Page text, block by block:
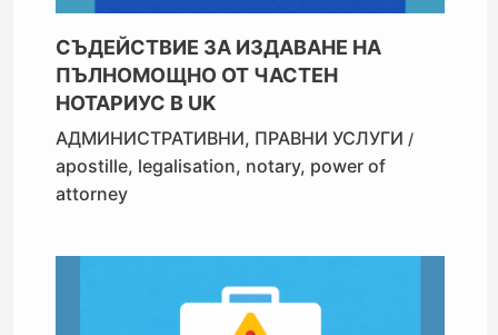
СЪДЕЙСТВИЕ ЗА ИЗДАВАНЕ НА
ПЪЛНОМОЩНО ОТ ЧАСТЕН
НОТАРИУС В UK
АДМИНИСТРАТИВНИ, ПРАВНИ УСЛУГИ /
apostille, legalisation, notary, power of
attorney